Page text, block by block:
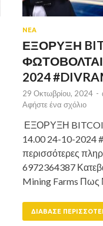
ΝΕΑ
ΕΞΟΡΥΞΗ
2024
29 Οκτωβρίου, 2024 -
Αφήστε ένα σχόλιο
ΕΞΟΡΥΞΗ
14.00 24-10-2024
περισσότερες
6972364387
Mining Farms Πως
ΔΙΆΒΑΣΕ